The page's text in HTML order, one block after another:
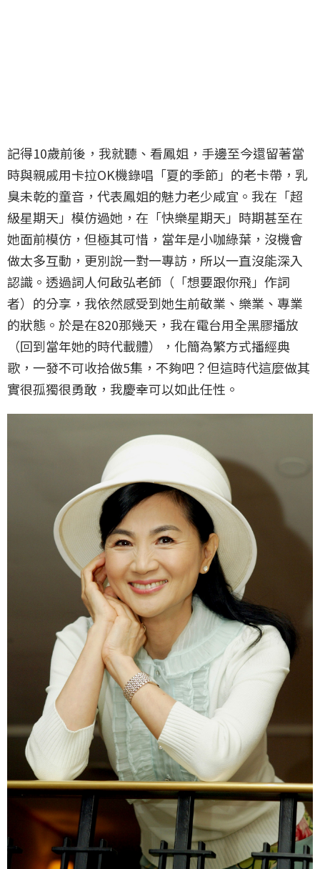
記得10歲前後，我就聽、看鳳姐，手邊至今還留著當
時與親戚用卡拉OK機錄唱「夏的季節」的老卡帶，乳
臭未乾的童音，代表鳳姐的魅力老少咸宜。我在「超
級星期天」模仿過她，在「快樂星期天」時期甚至在
她面前模仿，但極其可惜，當年是小咖綠葉，沒機會
做太多互動，更別說一對一專訪，所以一直沒能深入
認識。透過詞人何啟弘老師（「想要跟你飛」作詞
者）的分享，我依然感受到她生前敬業、樂業、專業
的狀態。於是在820那幾天，我在電台用全黑膠播放
（回到當年她的時代載體），化簡為繁方式播經典
歌，一發不可收拾做5集，不夠吧？但這時代這麼做其
實很孤獨很勇敢，我慶幸可以如此任性。